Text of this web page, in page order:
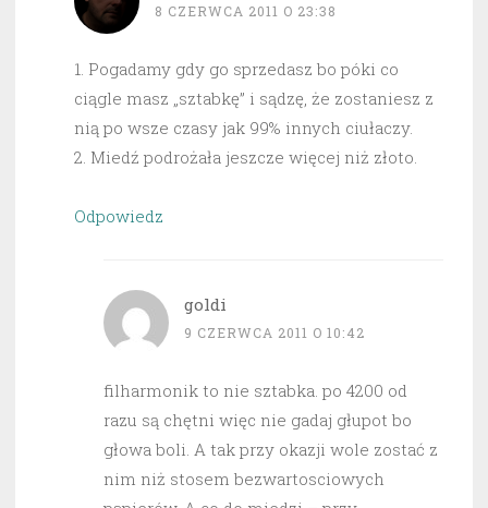
8 CZERWCA 2011 O 23:38
1. Pogadamy gdy go sprzedasz bo póki co
ciągle masz „sztabkę” i sądzę, że zostaniesz z
nią po wsze czasy jak 99% innych ciułaczy.
2. Miedź podrożała jeszcze więcej niż złoto.
Odpowiedz
goldi
9 CZERWCA 2011 O 10:42
filharmonik to nie sztabka. po 4200 od
razu są chętni więc nie gadaj głupot bo
głowa boli. A tak przy okazji wole zostać z
nim niż stosem bezwartosciowych